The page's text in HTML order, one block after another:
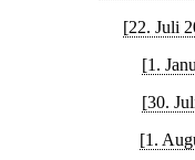
[22. Juli
[1.
[30.
[1.